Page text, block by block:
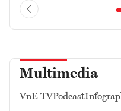
Multimedia
VnE TVPodcast